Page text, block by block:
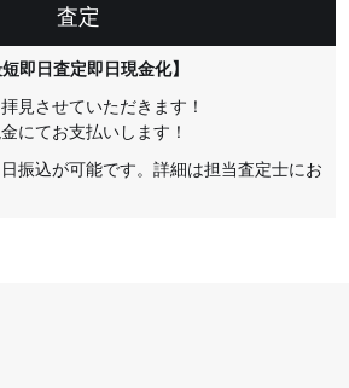
査定
短即日査定即日現金化】
見させていただきます！
にてお支払いします！
振込が可能です。詳細は担当査定士にお